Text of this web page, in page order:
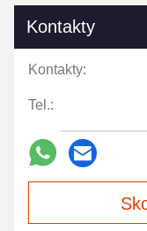
Kontakty
Kontakty:
Tel.: